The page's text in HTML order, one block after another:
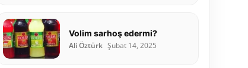
Volim sarhoş edermi?
Ali Öztürk Şubat 14, 2025